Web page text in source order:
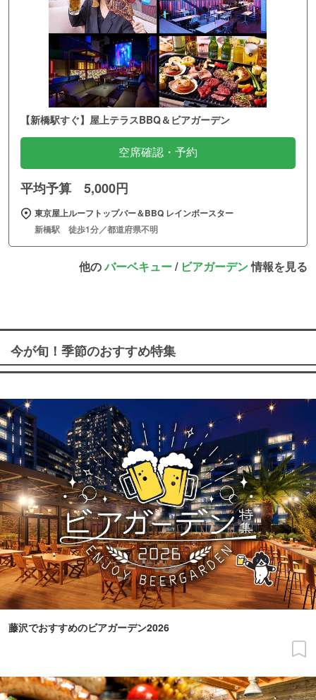
【新橋駅すぐ】屋上テラスBBQ＆ビアガーデン
空席確認・予約
平均予算 5,000円
東京屋上ルーフトップバー＆BBQ レインボースター
新橋駅 徒歩1分／都道府県不明
他のバーベキュー/ ビアガーデン情報を見る
今が旬！季節のおすすめ特集
藤沢でおすすめのビアガーデン2026